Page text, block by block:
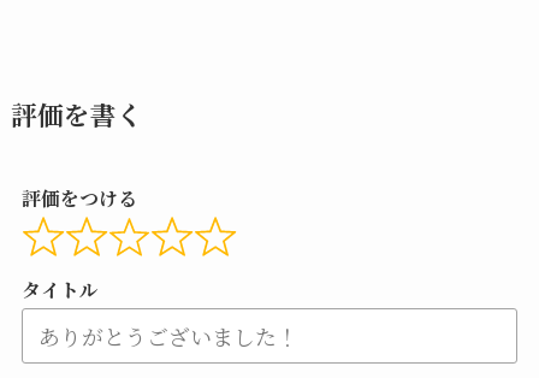
評価を書く
評価をつける
タイトル